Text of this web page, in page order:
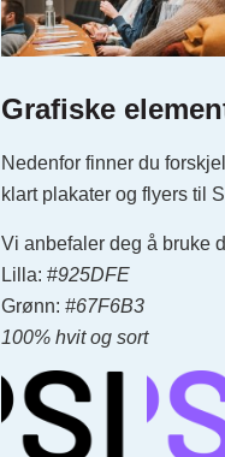
Grafiske
Nedenfor finner du
klart plakater og flyers til
Vi anbefaler deg å bruke
Lilla: #925DFE
Grønn: #67F6B3
100% hvit og sort